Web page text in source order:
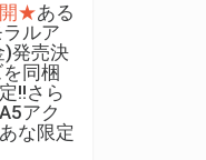
開★ある
ルア
)発売決
同梱
!!さら
アク
な限定